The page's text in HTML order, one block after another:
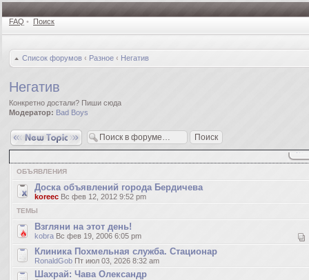
FAQ • Поиск
Список форумов ‹ Разное ‹ Негатив
Негатив
Конкретно достали? Пиши сюда
Модератор: Bad Boys
Новая тема
ОБЪЯВЛЕНИЯ
Доска объявлений города Бердичева
koreec Вс фев 12, 2012 9:52 pm
ТЕМЫ
Взгляни на этот день!
kobra Вс фев 19, 2006 6:05 pm
Клиника Похмельная служба. Стационар
RonaldGob Пт июл 03, 2026 8:32 am
Шахрай: Чава Олександр